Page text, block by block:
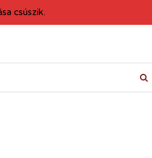
csúszik.